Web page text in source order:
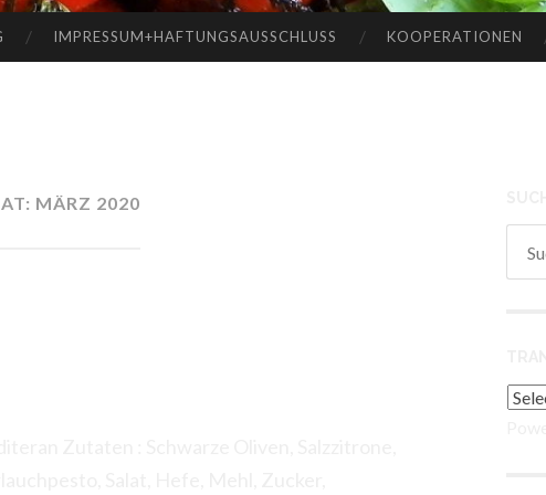
IMPRESSUM+HAFTUNGSAUSSCHLUSS KOOPERATIONEN
MÄRZ 2020